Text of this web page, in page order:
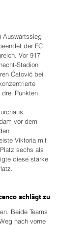
Auswärtssieg
der FC
Vor 917
Stadion
Ćatović bei
Punkten
vor dem
Viktoria mit
sechs als
diese starke
schlägt zu
Beide Teams
nach vorne